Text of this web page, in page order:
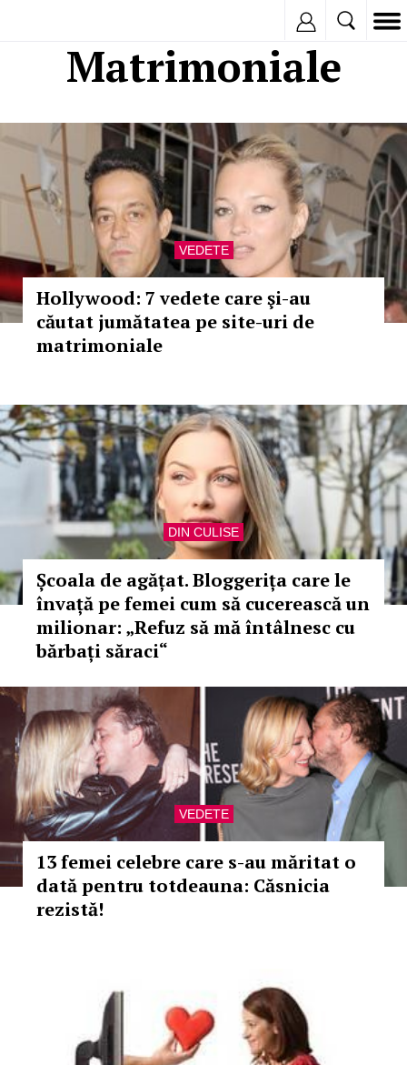
Matrimoniale
VEDETE
Hollywood: 7 vedete care şi-au
căutat jumătatea pe site-uri de
matrimoniale
DIN CULISE
Școala de agățat. Bloggerița care le
învață pe femei cum să cucerească un
milionar: „Refuz să mă întâlnesc cu
bărbați săraci“
VEDETE
13 femei celebre care s-au măritat o
dată pentru totdeauna: Căsnicia
rezistă!